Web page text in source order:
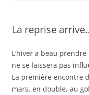
La reprise
L’hiver a beau
ne se laissera pas
La première encontre
mars, en double, au